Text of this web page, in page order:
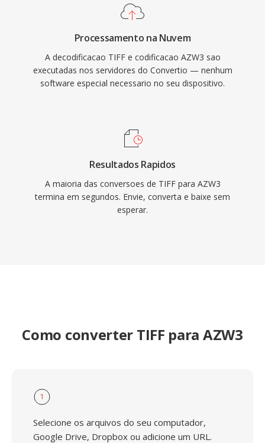
Processamento na Nuvem
A decodificacao TIFF e codificacao AZW3 sao
executadas nos servidores do Convertio — nenhum
software especial necessario no seu dispositivo.
Resultados Rapidos
A maioria das conversoes de TIFF para AZW3
termina em segundos. Envie, converta e baixe sem
esperar.
Como converter TIFF para AZW3
1
Selecione os arquivos do seu computador,
Google Drive, Dropbox ou adicione um URL.